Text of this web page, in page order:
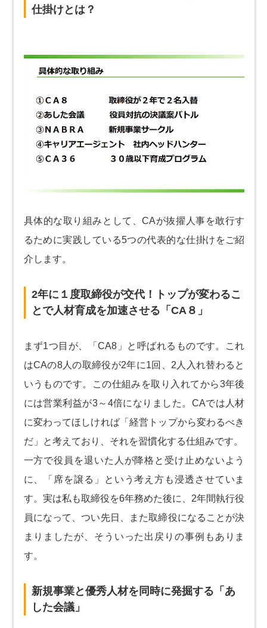
仕掛けとは？
具体的な取り組みとして、CAが抜擢人事を敢行す
るために実践している5つの代表的な仕掛けをご紹
介します。
2年に１度取締役が交代！トップが変わるこ
とで人材育成を加速させる「CA８」
まず1つ目が、「CA8」と呼ばれるものです。これ
はCAの8人の取締役が2年に1回、2人入れ替わると
いうものです。この仕組みを取り入れてから3年後
には営業利益が3～4倍になりました。CAでは人材
に変わってほしければ「経営トップから変わるべき
だ」と考えており、それを習慣化する仕組みです。
一方で役員を退いた人が降格と受け止めないよう
に、「席を譲る」という考え方も浸透させていま
す。実は私も取締役を6年務めた後に、2年間執行役
員になって、つい先日、また取締役になることが決
まりましたが、そういった出戻りの事例もありま
す。
新規事業と優秀人材を同時に発掘する「あ
した会議」